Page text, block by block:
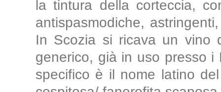
la tintura della corteccia,
antispasmodiche,
In Scozia si ricava un vino
generico, già in uso presso i
specifico è il nome latino